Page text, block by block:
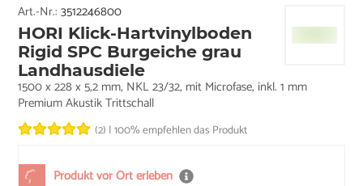
Produkt vor Ort erleben
Art.-Nr.:3512246800
HORI Klick-Hartvinylboden
Rigid SPC Burgeiche grau
Landhausdiele
1500 x 228 x 5,2 mm, NKL 23/32, mit Microfase, inkl. 1 mm
Premium Akustik Trittschall
(2) |100% empfehlen das Produkt